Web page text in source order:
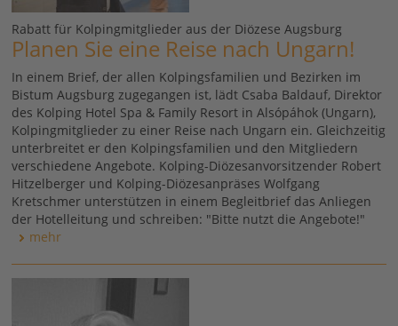
Rabatt für Kolpingmitglieder aus der Diözese Augsburg
Planen Sie eine Reise nach Ungarn!
In einem Brief, der allen Kolpingsfamilien und Bezirken im
Bistum Augsburg zugegangen ist, lädt Csaba Baldauf, Direktor
des Kolping Hotel Spa & Family Resort in Alsópáhok (Ungarn),
Kolpingmitglieder zu einer Reise nach Ungarn ein. Gleichzeitig
unterbreitet er den Kolpingsfamilien und den Mitgliedern
verschiedene Angebote. Kolping-Diözesanvorsitzender Robert
Hitzelberger und Kolping-Diözesanpräses Wolfgang
Kretschmer unterstützen in einem Begleitbrief das Anliegen
der Hotelleitung und schreiben: "Bitte nutzt die Angebote!"
mehr